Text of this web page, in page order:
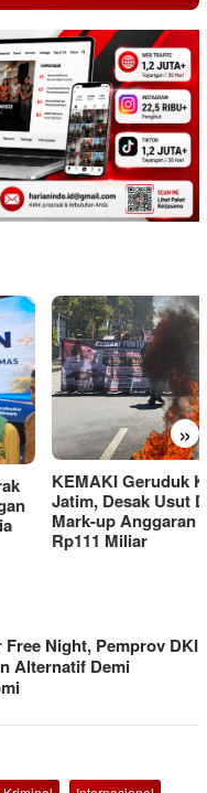
»
Geruduk Kejati
Desak Usut Dugaan
up Anggaran Dishub
Miliar
Night, Pemprov DKI
Alternatif Demi